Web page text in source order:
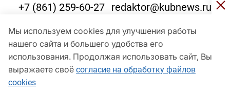
Мы используем cookies для улучшения работы
нашего сайта и большего удобства его
использования. Продолжая использовать сайт, Вы
выражаете своё согласие на обработку файлов
cookies
+7 (861) 259-60-27 redaktor@kubnews.ru
Для пользователей старше 16 лет
© Кубанские Новости, 2017
Сетевое издание «kubnews» зарегистрировано Федеральной
службой по надзору в сфере связи, информационных технологий
и массовых коммуникаций (Роскомнадзор). Регистрационный